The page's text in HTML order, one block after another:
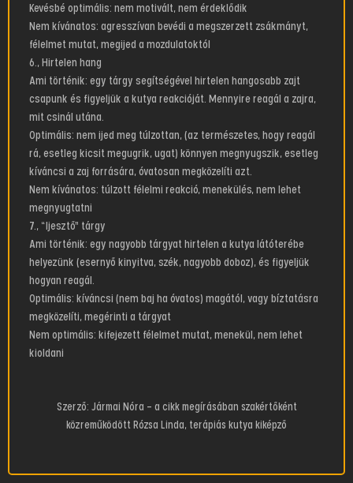
Kevésbé optimális: nem motivált, nem érdeklődik
Nem kívánatos: agresszívan bevédi a megszerzett zsákmányt,
félelmet mutat, megijed a mozdulatoktól
6., Hirtelen hang
Ami történik: egy tárgy segítségével hirtelen hangosabb zajt
csapunk és figyeljük a kutya reakcióját. Mennyire reagál a zajra,
mit csinál utána.
Optimális: nem ijed meg túlzottan, (az természetes, hogy reagál
rá, esetleg kicsit megugrik, ugat) könnyen megnyugszik, esetleg
kíváncsi a zaj forrására, óvatosan megközelíti azt.
Nem kívánatos: túlzott félelmi reakció, menekülés, nem lehet
megnyugtatni
7., “Ijesztő” tárgy
Ami történik: egy nagyobb tárgyat hirtelen a kutya látóterébe
helyezünk (esernyő kinyitva, szék, nagyobb doboz), és figyeljük
hogyan reagál.
Optimális: kíváncsi (nem baj ha óvatos) magától, vagy bíztatásra
megközelíti, megérinti a tárgyat
Nem optimális: kifejezett félelmet mutat, menekül, nem lehet
kioldani
Szerző: Jármai Nóra – a cikk megírásában szakértőként
közreműködött Rózsa Linda, terápiás kutya kiképző